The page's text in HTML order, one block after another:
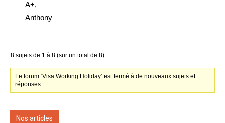
A+,
Anthony
8 sujets de 1 à 8 (sur un total de 8)
Le forum ‘Visa Working Holiday’ est fermé à de nouveaux sujets et
réponses.
Nos articles